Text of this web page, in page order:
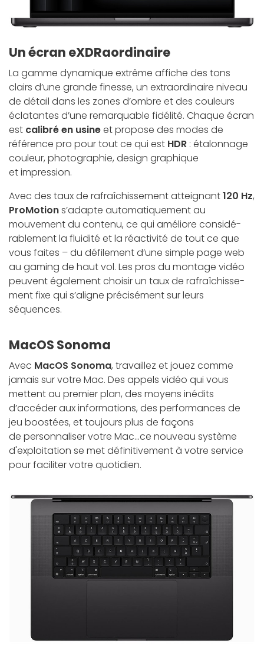
Un écran eXDRaordinaire
La gamme dynamique extrême affiche des tons
clairs d’une grande finesse, un extra­ordinaire niveau
de détail dans les zones d’ombre et des couleurs
éclatantes d’une remarquable fidélité. Chaque écran
est calibré en usineet propose des modes de
référence pro pour tout ce qui est HDR : étalonnage
couleur, photographie, design graphique
et impression.
Avec des taux de rafraîchissement atteignant120 Hz,
ProMotions’adapte automati­quement au
mouvement du contenu, ce qui améliore considé­
rablement la fluidité et la réactivité de tout ce que
vous faites – du défilement d’une simple page web
au gaming de haut vol. Les pros du montage vidéo
peuvent également choisir un taux de rafraî­­chisse­
ment fixe qui s’aligne précisément sur leurs
séquences.
MacOS Sonoma
Avec MacOS Sonoma, travaillez et jouez comme
jamais sur votre Mac. Des appels vidéo qui vous
mettent au premier plan, des moyens inédits
d’accéder aux informations, des performances de
jeu boostées, et toujours plus de façons
de personnaliser votre Mac...ce nouveau système
d'exploitation se met définitivement à votre service
pour faciliter votre quotidien.